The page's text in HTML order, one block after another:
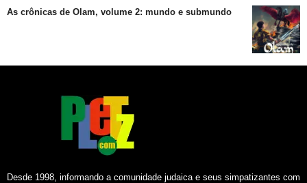
As crônicas de Olam, volume 2: mundo e submundo
Desde 1998, informando a comunidade judaica e seus simpatizantes com